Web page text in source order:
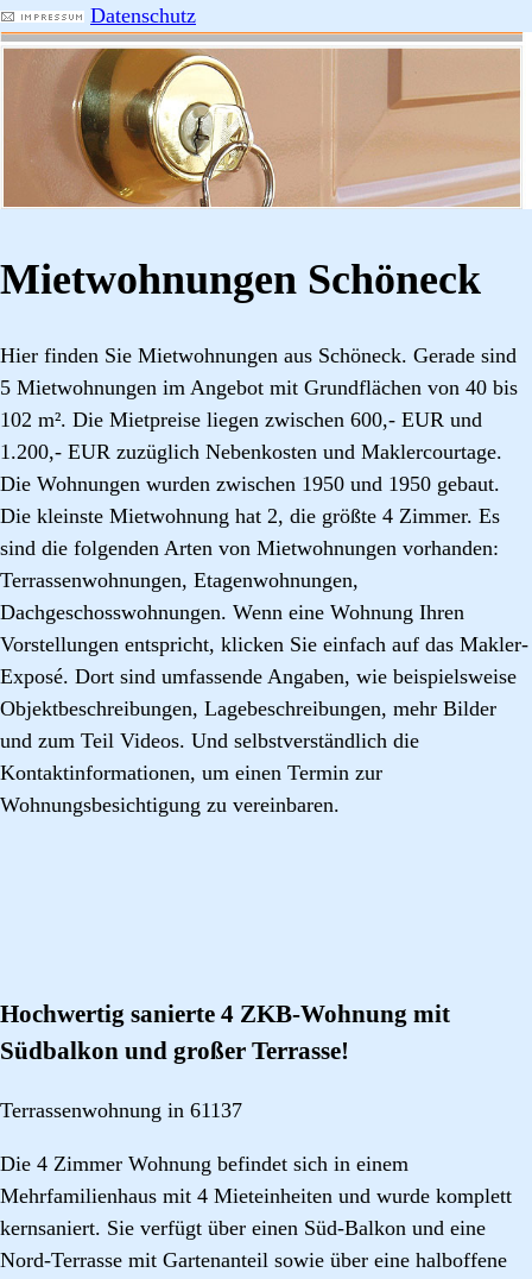
Datenschutz
Mietwohnungen Schöneck
Hier finden Sie Mietwohnungen aus Schöneck. Gerade sind
5 Mietwohnungen im Angebot mit Grundflächen von 40 bis
102 m². Die Mietpreise liegen zwischen 600,- EUR und
1.200,- EUR zuzüglich Nebenkosten und Maklercourtage.
Die Wohnungen wurden zwischen 1950 und 1950 gebaut.
Die kleinste Mietwohnung hat 2, die größte 4 Zimmer. Es
sind die folgenden Arten von Mietwohnungen vorhanden:
Terrassenwohnungen, Etagenwohnungen,
Dachgeschosswohnungen. Wenn eine Wohnung Ihren
Vorstellungen entspricht, klicken Sie einfach auf das Makler-
Exposé. Dort sind umfassende Angaben, wie beispielsweise
Objektbeschreibungen, Lagebeschreibungen, mehr Bilder
und zum Teil Videos. Und selbstverständlich die
Kontaktinformationen, um einen Termin zur
Wohnungsbesichtigung zu vereinbaren.
Hochwertig sanierte 4 ZKB-Wohnung mit
Südbalkon und großer Terrasse!
Terrassenwohnung in 61137
Die 4 Zimmer Wohnung befindet sich in einem
Mehrfamilienhaus mit 4 Mieteinheiten und wurde komplett
kernsaniert. Sie verfügt über einen Süd-Balkon und eine
Nord-Terrasse mit Gartenanteil sowie über eine halboffene